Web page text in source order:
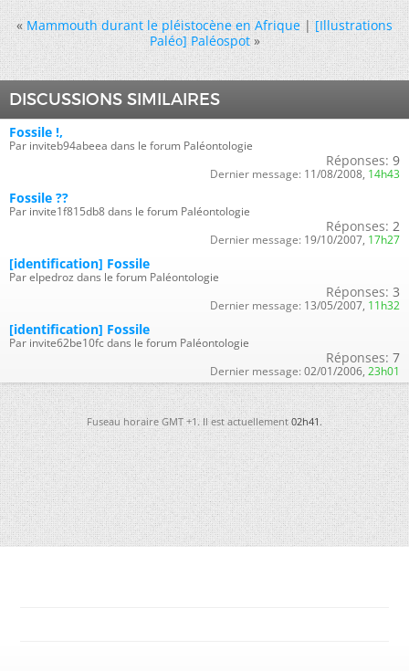
« Mammouth durant le pléistocène en Afrique|[Illustrations
Paléo] Paléospot »
DISCUSSIONS SIMILAIRES
Fossile !,
Par inviteb94abeea dans le forum Paléontologie
Réponses: 9
Dernier message: 11/08/2008, 14h43
Fossile ??
Par invite1f815db8 dans le forum Paléontologie
Réponses: 2
Dernier message: 19/10/2007, 17h27
[identification] Fossile
Par elpedroz dans le forum Paléontologie
Réponses: 3
Dernier message: 13/05/2007, 11h32
[identification] Fossile
Par invite62be10fc dans le forum Paléontologie
Réponses: 7
Dernier message: 02/01/2006, 23h01
Fuseau horaire GMT +1. Il est actuellement02h41.